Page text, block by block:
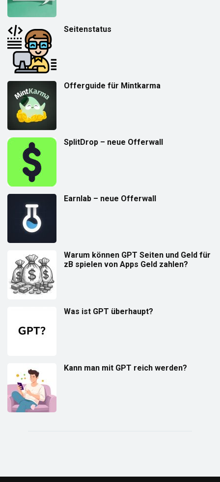
Seitenstatus
Offerguide für Mintkarma
SplitDrop – neue Offerwall
Earnlab – neue Offerwall
Warum können GPT Seiten und Geld für
zB spielen von Apps Geld zahlen?
Was ist GPT überhaupt?
Kann man mit GPT reich werden?